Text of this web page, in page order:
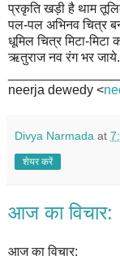
प्रकृति खड़ी है थाम
पल-पल अभिनव चित्र
धूमिल चित्र मिटा-मिटा
ऋतुराज नव रंग भर जाये.
neerja dewedy <
Divya Narmada at
शेयर करें
आज का विचार:
आज का विचार: